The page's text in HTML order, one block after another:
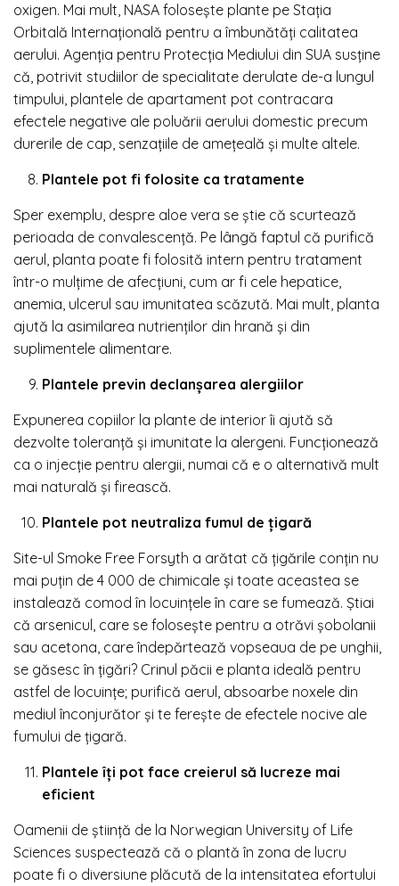
oxigen. Mai mult, NASA folosește plante pe Stația
Orbitală Internațională pentru a îmbunătăți calitatea
aerului. Agenția pentru Protecția Mediului din SUA susține
că, potrivit studiilor de specialitate derulate de-a lungul
timpului, plantele de apartament pot contracara
efectele negative ale poluării aerului domestic precum
durerile de cap, senzațiile de amețeală și multe altele.
Plantele pot fi folosite ca tratamente
Sper exemplu, despre aloe vera se știe că scurtează
perioada de convalescenţă. Pe lângă faptul că purifică
aerul, planta poate fi folosită intern pentru tratament
într-o mulţime de afecţiuni, cum ar fi cele hepatice,
anemia, ulcerul sau imunitatea scăzută. Mai mult, planta
ajută la asimilarea nutrienţilor din hrană şi din
suplimentele alimentare.
Plantele previn declanșarea alergiilor
Expunerea copiilor la plante de interior îi ajută să
dezvolte toleranță și imunitate la alergeni. Funcționează
ca o injecție pentru alergii, numai că e o alternativă mult
mai naturală și firească.
Plantele pot neutraliza fumul de țigară
Site-ul Smoke Free Forsyth a arătat că ţigările conţin nu
mai puţin de 4 000 de chimicale și toate aceastea se
instalează comod în locuințele în care se fumează. Știai
că arsenicul, care se foloseşte pentru a otrăvi şobolanii
sau acetona, care îndepărtează vopseaua de pe unghii,
se găsesc în ţigări? Crinul păcii e planta ideală pentru
astfel de locuințe; purifică aerul, absoarbe noxele din
mediul înconjurător și te ferește de efectele nocive ale
fumului de țigară.
Plantele îți pot face creierul să lucreze mai
eficient
Oamenii de știință de la Norwegian University of Life
Sciences suspectează că o plantă în zona de lucru
poate fi o diversiune plăcută de la intensitatea efortului